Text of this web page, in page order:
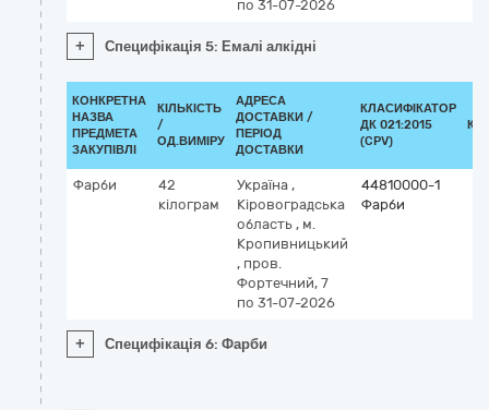
по 31-07-2026
+ Специфікація 5: Емалі алкідні
КОНКРЕТНА
НАЗВА
ПРЕДМЕТА
ЗАКУПІВЛІ
КІЛЬКІСТЬ
/
ОД.ВИМІРУ
АДРЕСА
ДОСТАВКИ /
ПЕРІОД
ДОСТАВКИ
КЛАСИФІКАТОР
ДК 021:2015
(CPV)
Фарби
42
кілограм
Україна ,
Кіровоградська
область , м.
Кропивницький
, пров.
Фортечний, 7
по 31-07-2026
44810000-1
Фарби
+ Специфікація 6: Фарби